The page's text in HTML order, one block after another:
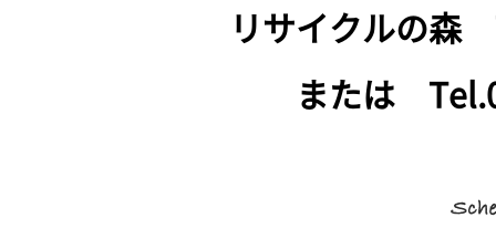
リサイクルの森
または